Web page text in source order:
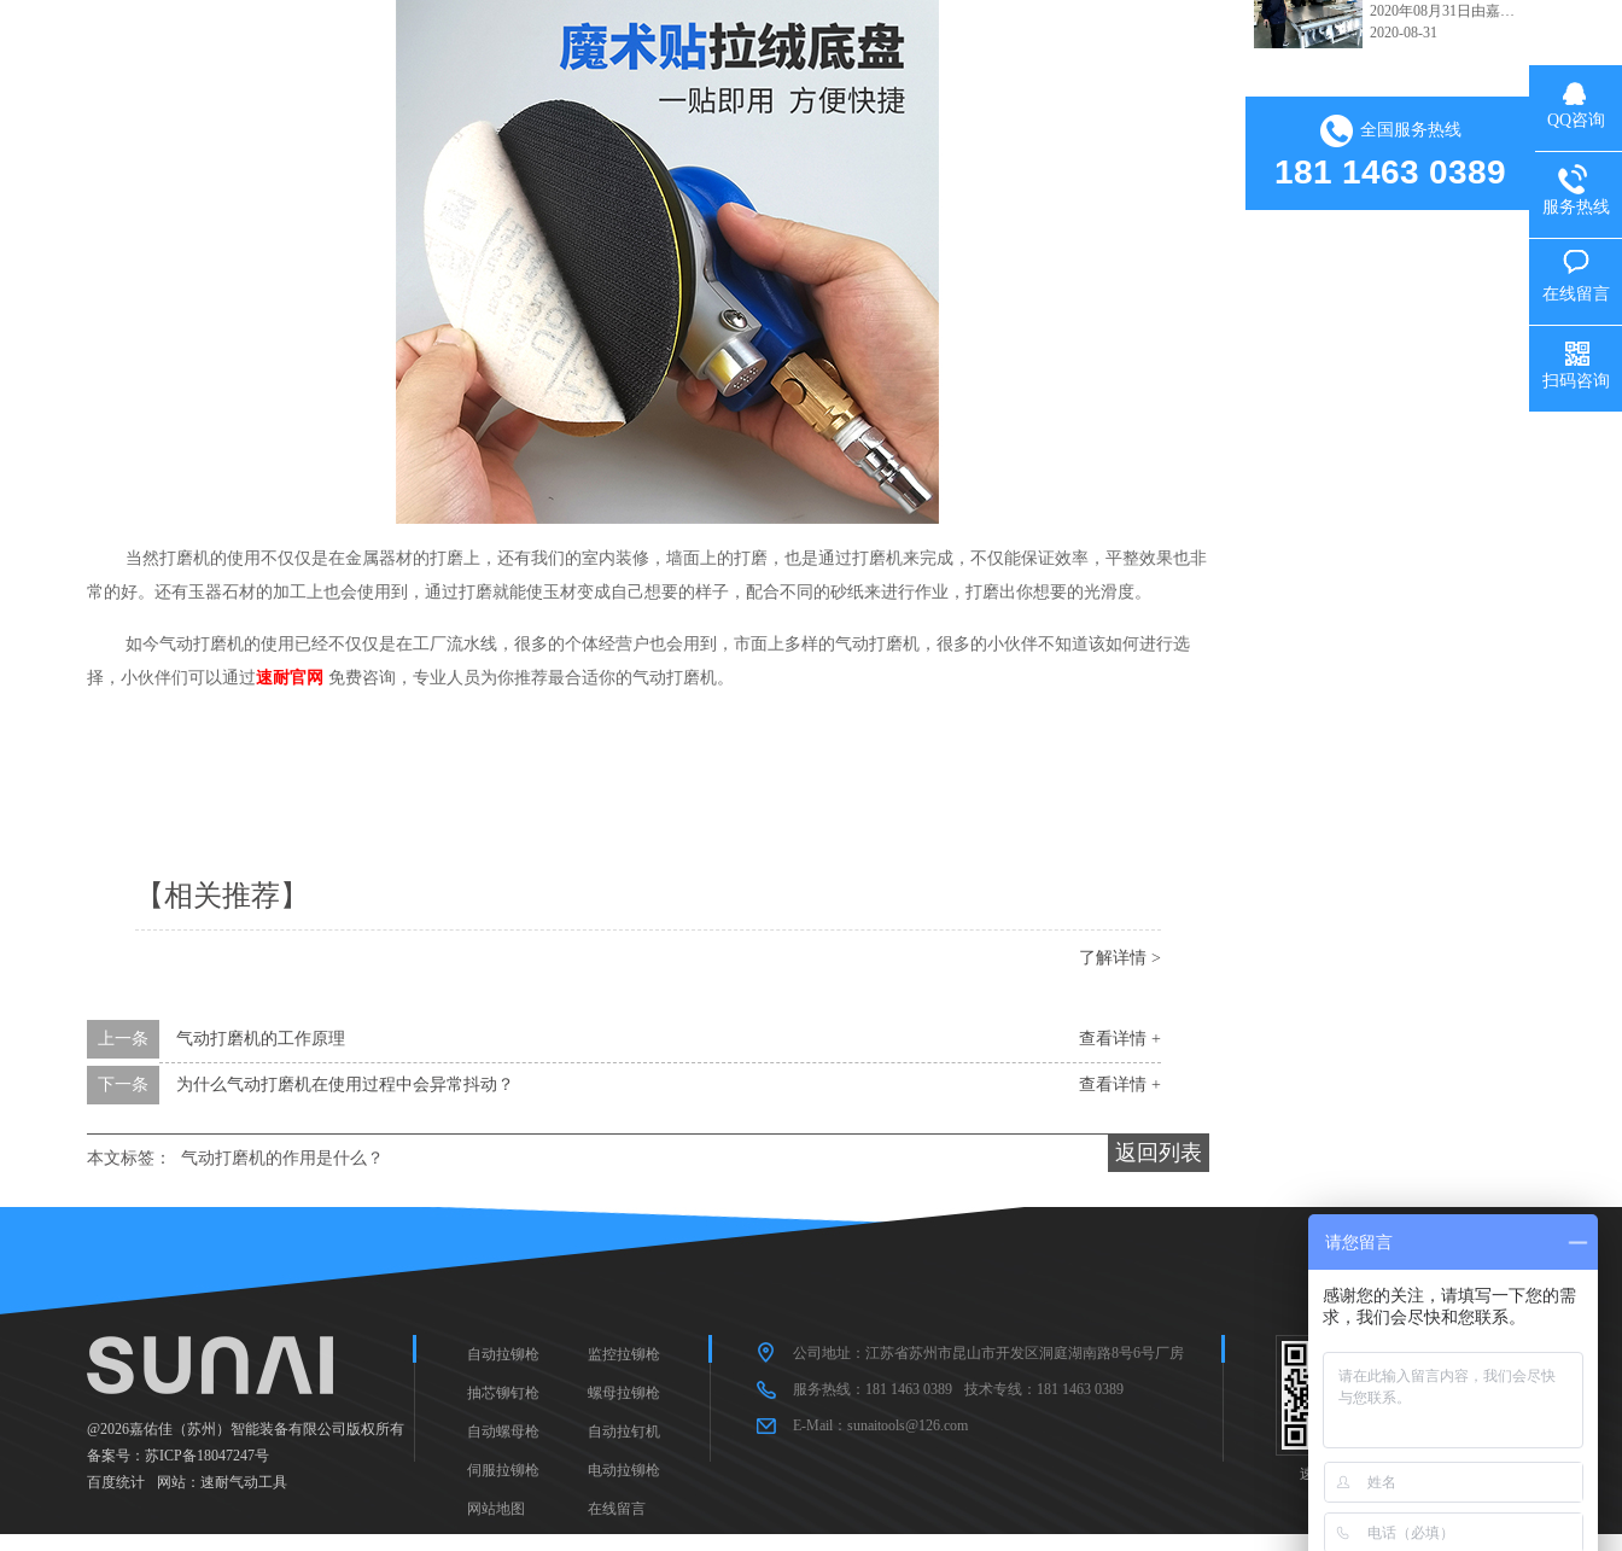
当然打磨机的使用不仅仅是在金属器材的打磨上，还有我们的室内装修，墙面上的打磨，也是通过打磨机来完成，不仅能保证效率，平整效果也非
常的好。还有玉器石材的加工上也会使用到，通过打磨就能使玉材变成自己想要的样子，配合不同的砂纸来进行作业，打磨出你想要的光滑度。
如今气动打磨机的使用已经不仅仅是在工厂流水线，很多的个体经营户也会用到，市面上多样的气动打磨机，很多的小伙伴不知道该如何进行选
择，小伙伴们可以通过速耐官网 免费咨询，专业人员为你推荐最合适你的气动打磨机。
【相关推荐】
了解详情 >
查看详情 +
上一条 气动打磨机的工作原理
查看详情 +
下一条 为什么气动打磨机在使用过程中会异常抖动？
返回列表
本文标签： 气动打磨机的作用是什么？
2020年08月31日由嘉佑佳设计的自动拉钉机顺利交付给海宁市红狮电梯装饰有限公司使用。嘉佑佳负责人范经理现场亲自指导并演示操作流程，红狮电梯吴总经理及相关负责人到现场学习，下图为交货试机现场。速耐自动拉钉机高效的应用：因其技术的大幅提升，使得人和工具在保证了绝对安全的前提下大大提高生产效益了。从而实......
2020-08-31
全国服务热线
181 1463 0389
@2026嘉佑佳（苏州）智能装备有限公司版权所有
备案号： 苏ICP备18047247号
百度统计
网站： 速耐气动工具
自动拉铆枪 监控拉铆枪
抽芯铆钉枪 螺母拉铆枪
自动螺母枪 自动拉钉机
伺服拉铆枪 电动拉铆枪
网站地图 在线留言
公司地址：江苏省苏州市昆山市开发区洞庭湖南路8号6号厂房
服务热线：181 1463 0389 技术专线：181 1463 0389
E-Mail：sunaitools@126.com
速耐手机站
QQ咨询
服务热线
在线留言
扫码咨询
请您留言
感谢您的关注，请填写一下您的需
求，我们会尽快和您联系。